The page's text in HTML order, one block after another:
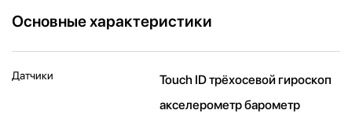
Основные характеристики
Датчики
Touch ID трёхосевой гироскоп
акселерометр барометр